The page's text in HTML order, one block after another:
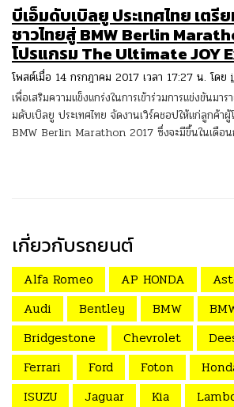
บีเอ็มดับเบิลยู ประเทศไทย เต
ชาวไทยสู่ BMW Berlin
โปรแกรม The Ultimate JOY
โพสต์เมื่อ 14 กรกฎาคม 2017 เวลา 17:27 น. โดย
เพื่อเสริมความแข็งแกร่งในการเข้าร่วมการแข่งขันมา
มดับเบิลยู ประเทศไทย จัดงานเวิร์คชอปให้แก่ลูกค้า
BMW Berlin Marathon 2017 ซึ่งจะมีขึ้นในเดือ
เกี่ยวกับรถยนต์
Alfa Romeo AP HONDA
Audi
Bentley BMW
Bridgestone
Chevrolet
Ferrari
Ford Foton
ISUZU
Jaguar Kia